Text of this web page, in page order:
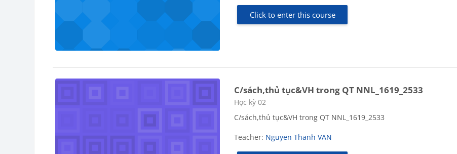
Click to enter this course
C/sách,thủ tục&VH trong QT NNL_1619_2533
Course category
Học kỳ 02
C/sách,thủ tục&VH trong QT NNL_1619_2533
Teacher: Nguyen Thanh VAN